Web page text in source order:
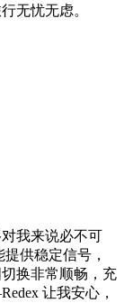
无忧无虑。
我来说必不可
供稳定信号，
换非常顺畅，充
让我安心，